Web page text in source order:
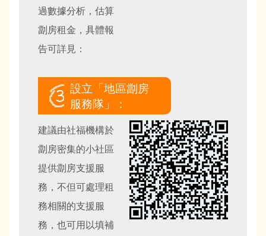
過數據分析，估算
劏房租金，具體報
告可詳見：
設立「地區劏房
服務隊」：
建議由社福機構於
劏房密集的小社區
提供劏房支援服
務，不但可處理租
務相關的支援服
務，也可用以填補